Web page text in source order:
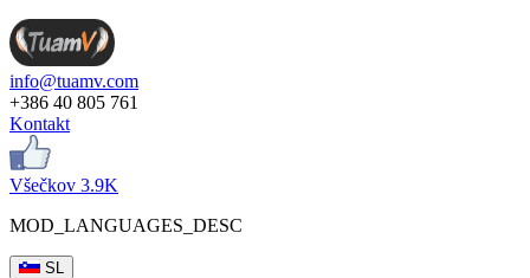
info@tuamv.com
+386 40 805 761
Kontakt
Všečkov 3.9K
MOD_LANGUAGES_DESC
SL